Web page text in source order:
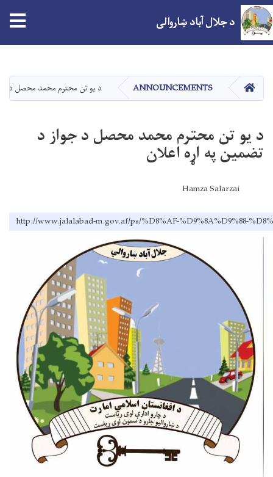
دانګل
د جلال آباد ښاروالی
کور ANNOUNCEMENTS د يو تن محترم محمد محصل د
د يو تن محترم محمد محصل د جواز د
تضمين په اړه اعلان
Hamza Salarzai
http://www.jalalabad-m.gov.af/ps/%D8%AF-%D9%8A%D9%88-